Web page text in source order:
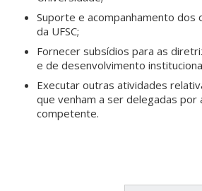
Suporte e acompanhamento dos
da UFSC;
Fornecer subsídios para as
e de desenvolvimento
Executar outras atividades
que venham a ser delegadas por
competente.